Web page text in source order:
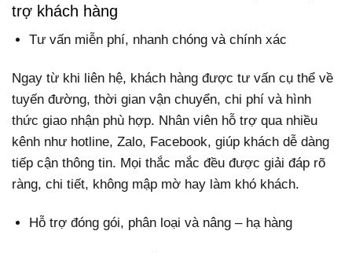
trợ khách hàng
Tư vấn miễn phí, nhanh chóng và chính xác
Ngay từ khi liên hệ, khách hàng được tư vấn cụ thể về
tuyến đường, thời gian vận chuyển, chi phí và hình
thức giao nhận phù hợp. Nhân viên hỗ trợ qua nhiều
kênh như hotline, Zalo, Facebook, giúp khách dễ dàng
tiếp cận thông tin. Mọi thắc mắc đều được giải đáp rõ
ràng, chi tiết, không mập mờ hay làm khó khách.
Hỗ trợ đóng gói, phân loại và nâng – hạ hàng